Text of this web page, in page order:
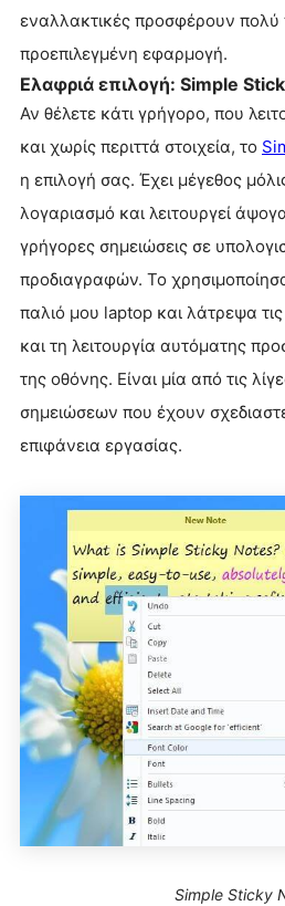
εναλλακτικές προσφέρουν πολύ
προεπιλεγμένη εφαρμογή.
Ελαφριά επιλογή: Simple
Αν θέλετε κάτι γρήγορο, που
και χωρίς περιττά στοιχεία, το
η επιλογή σας. Έχει μέγεθος
λογαριασμό και λειτουργεί
γρήγορες σημειώσεις σε
προδιαγραφών. Το
παλιό μου laptop και λάτρεψα
και τη λειτουργία αυτόματης
της οθόνης. Είναι μία από τις
σημειώσεων που έχουν
επιφάνεια εργασίας.
Simple Sticky